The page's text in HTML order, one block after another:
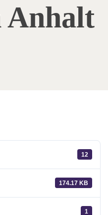
Anhalt
12
174.17 KB
1